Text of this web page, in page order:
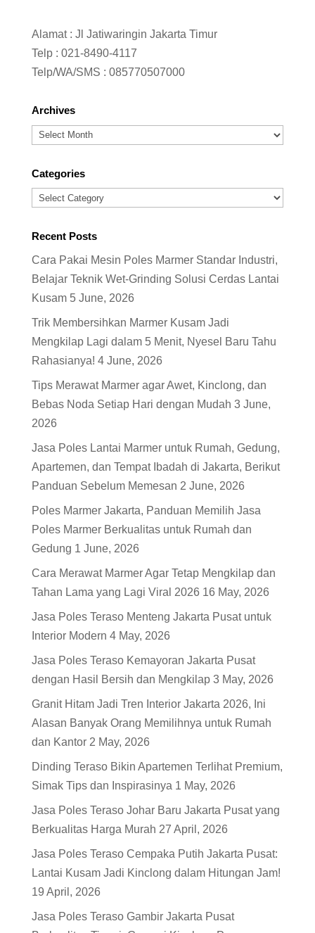
Alamat : Jl Jatiwaringin Jakarta Timur
Telp : 021-8490-4117
Telp/WA/SMS : 085770507000
Archives
Archives
Categories
Categories
Recent Posts
Cara Pakai Mesin Poles Marmer Standar Industri,
Belajar Teknik Wet-Grinding Solusi Cerdas Lantai
Kusam 5 June, 2026
Trik Membersihkan Marmer Kusam Jadi
Mengkilap Lagi dalam 5 Menit, Nyesel Baru Tahu
Rahasianya! 4 June, 2026
Tips Merawat Marmer agar Awet, Kinclong, dan
Bebas Noda Setiap Hari dengan Mudah 3 June,
2026
Jasa Poles Lantai Marmer untuk Rumah, Gedung,
Apartemen, dan Tempat Ibadah di Jakarta, Berikut
Panduan Sebelum Memesan 2 June, 2026
Poles Marmer Jakarta, Panduan Memilih Jasa
Poles Marmer Berkualitas untuk Rumah dan
Gedung 1 June, 2026
Cara Merawat Marmer Agar Tetap Mengkilap dan
Tahan Lama yang Lagi Viral 2026 16 May, 2026
Jasa Poles Teraso Menteng Jakarta Pusat untuk
Interior Modern 4 May, 2026
Jasa Poles Teraso Kemayoran Jakarta Pusat
dengan Hasil Bersih dan Mengkilap 3 May, 2026
Granit Hitam Jadi Tren Interior Jakarta 2026, Ini
Alasan Banyak Orang Memilihnya untuk Rumah
dan Kantor 2 May, 2026
Dinding Teraso Bikin Apartemen Terlihat Premium,
Simak Tips dan Inspirasinya 1 May, 2026
Jasa Poles Teraso Johar Baru Jakarta Pusat yang
Berkualitas Harga Murah 27 April, 2026
Jasa Poles Teraso Cempaka Putih Jakarta Pusat:
Lantai Kusam Jadi Kinclong dalam Hitungan Jam!
19 April, 2026
Jasa Poles Teraso Gambir Jakarta Pusat